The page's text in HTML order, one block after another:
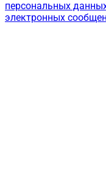
персональных
электронных